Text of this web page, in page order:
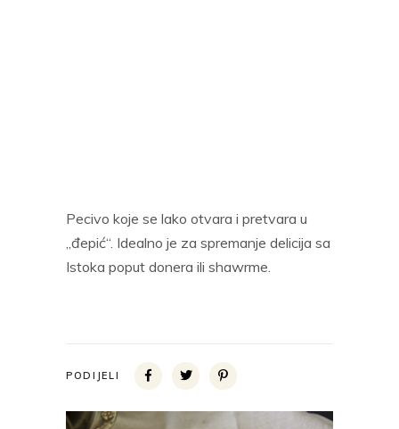
Pecivo koje se lako otvara i pretvara u
„đepić“. Idealno je za spremanje delicija sa
Istoka poput donera ili shawrme.
PODIJELI